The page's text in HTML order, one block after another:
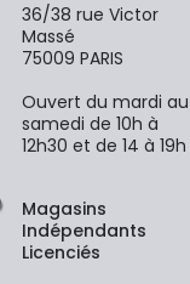
36/38 rue Victor
Massé
75009 PARIS
Ouvert du mardi au
samedi de 10h à
12h30 et de 14 à 19h
Magasins
Indépendants
Licenciés